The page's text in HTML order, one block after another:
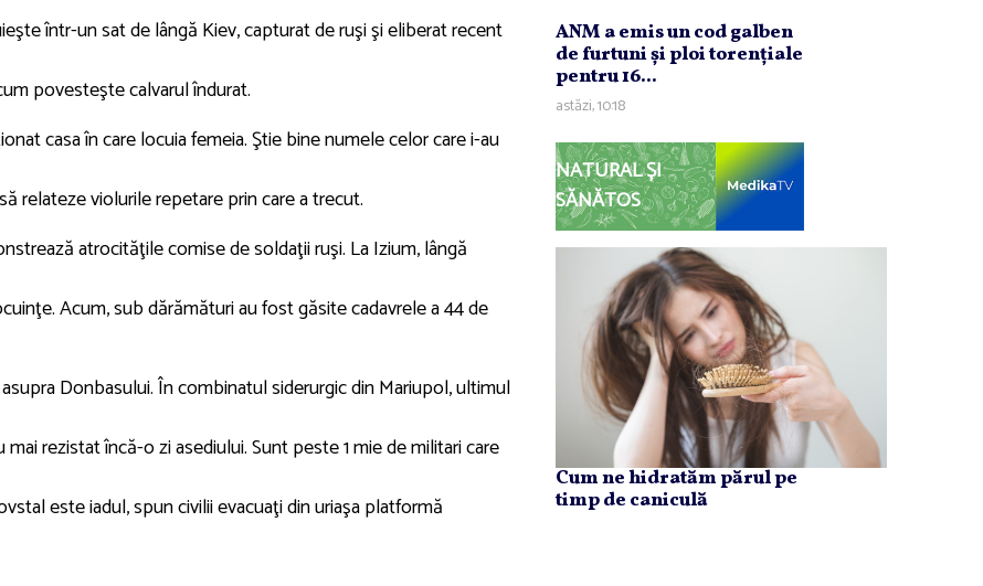
într-un sat de lângă Kiev, capturat de ruşi şi eliberat recent
povesteşte calvarul îndurat.
casa în care locuia femeia. Ştie bine numele celor care i-au
relateze violurile repetare prin care a trecut.
atrocităţile comise de soldaţii ruşi. La Izium, lângă
Acum, sub dărămături au fost găsite cadavrele a 44 de
Donbasului. În combinatul siderurgic din Mariupol, ultimul
rezistat încă-o zi asediului. Sunt peste 1 mie de militari care
este iadul, spun civilii evacuaţi din uriaşa platformă
ANM a emis un cod galben
de furtuni şi ploi torenţiale
pentru 16...
astăzi, 10:18
NATURAL ȘI
SĂNĂTOS
Cum ne hidratăm părul pe
timp de caniculă